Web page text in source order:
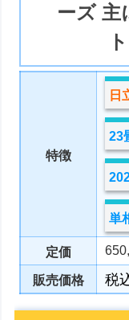
ーズ 主
特徴
日
23
単
定価
販売価格 税